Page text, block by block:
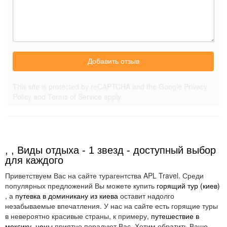
Добавить отзыв
, , Виды отдыха - 1 звезд - доступный выбор
для каждого
Приветствуем Вас на сайте турагентства APL Travel. Среди
популярных предложений Вы можете купить горящий тур (киев)
, а путевка в доминикану из киева оставит надолго
незабываемые впечатления. У нас на сайте есть горящие туры
в невероятно красивые страны, к примеру, путешествие в